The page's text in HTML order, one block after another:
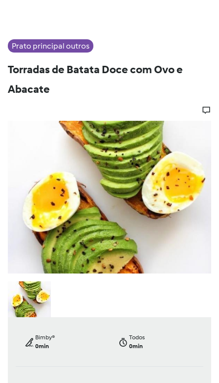
Prato principal outros
Torradas de Batata Doce com Ovo e
Abacate
Bimby®
0min
Todos
0min